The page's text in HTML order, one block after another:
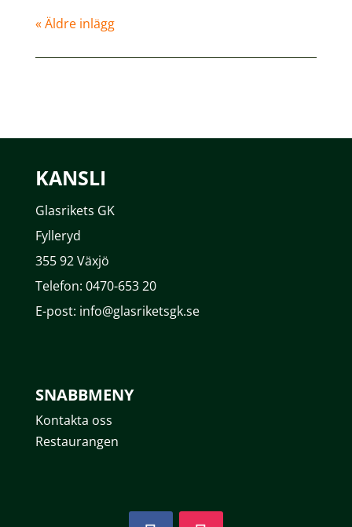
« Äldre inlägg
KANSLI
Glasrikets GK
Fylleryd
355 92 Växjö
Telefon: 0470-653 20
E-post: info@glasriketsgk.se
SNABBMENY
Kontakta oss
Restaurangen